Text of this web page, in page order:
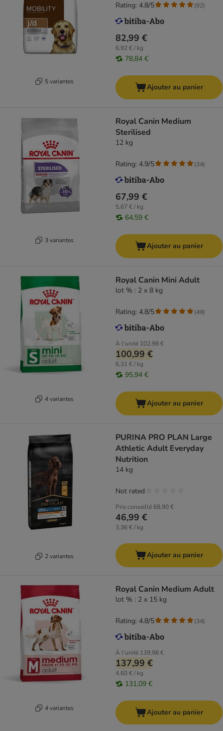
5 variantes
82,99 €
6,92 € / kg
78,84 €
Rating: 4.8/5 (92)
Ajouter au panier
3 variantes
Royal Canin Medium
Sterilised
12 kg
67,99 €
5,67 € / kg
64,59 €
Rating: 4.9/5 (34)
Ajouter au panier
4 variantes
Royal Canin Mini Adult
lot % : 2 x 8 kg
À l'unité 102,98 €
100,99 €
6,31 € / kg
95,94 €
Rating: 4.8/5 (49)
Ajouter au panier
2 variantes
PURINA PRO PLAN Large
Athletic Adult Everyday
Nutrition
14 kg
Prix conseillé 68,90 €
46,99 €
3,36 € / kg
Not rated
Ajouter au panier
4 variantes
Royal Canin Medium Adult
lot % : 2 x 15 kg
À l'unité 139,98 €
137,99 €
4,60 € / kg
131,09 €
Rating: 4.8/5 (34)
Ajouter au panier